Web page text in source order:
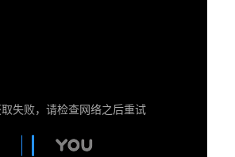
失败，请检查网络之后重试